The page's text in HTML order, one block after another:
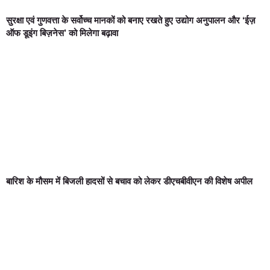
सुरक्षा एवं गुणवत्ता के सर्वोच्च मानकों को बनाए रखते हुए उद्योग अनुपालन और ‘ईज़
ऑफ डूइंग बिज़नेस’ को मिलेगा बढ़ावा
बारिश के मौसम में बिजली हादसों से बचाव को लेकर डीएचबीवीएन की विशेष अपील